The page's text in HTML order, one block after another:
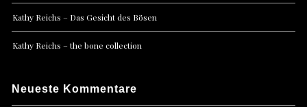
Kathy Reichs – Das Gesicht des Bösen
Kathy Reichs – the bone collection
Neueste Kommentare